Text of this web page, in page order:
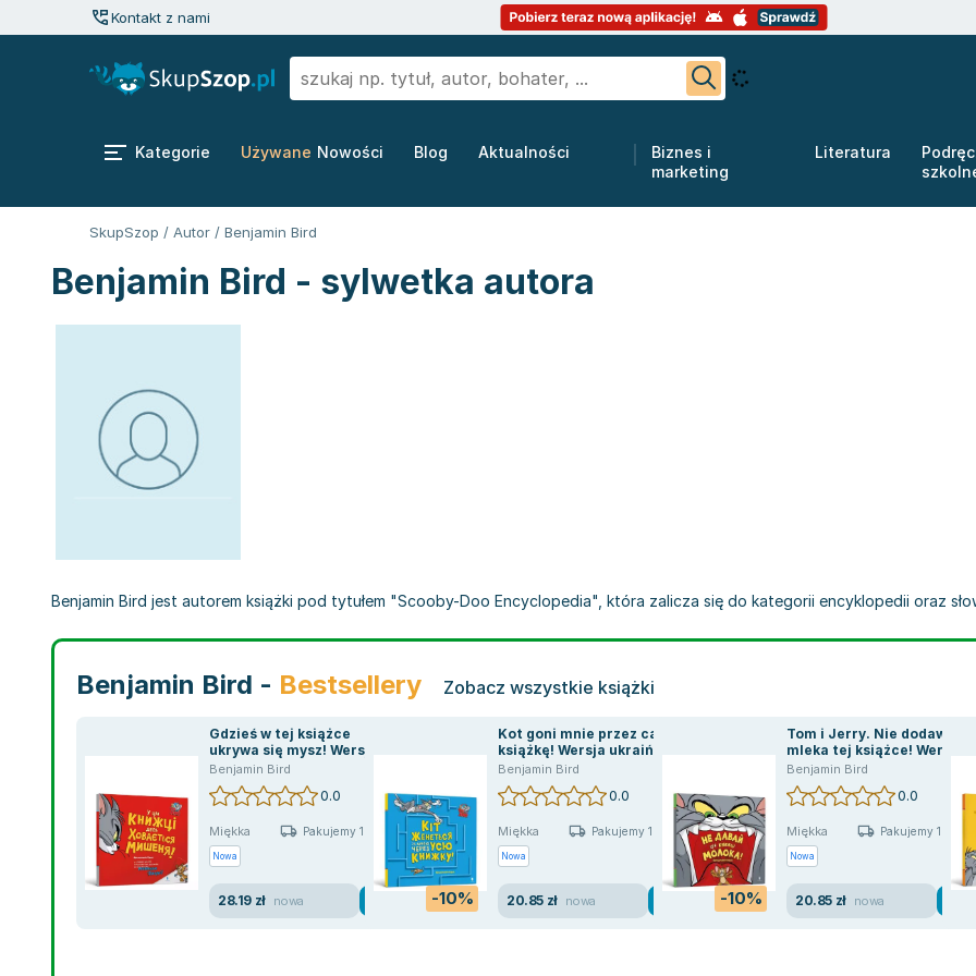
Kontakt z nami
Kategorie Używane Nowości Blog Aktualności
Biznes i
marketing
Literatura
SkupSzop / Autor / Benjamin Bird
Benjamin Bird - sylwetka autora
Benjamin Bird jest autorem książki pod tytułem "Scooby-Doo Encyclopedia", która zalicza się do kategorii encyklopedii oraz
Benjamin Bird - Bestsellery Zobacz wszystkie książki
Gdzieś w tej książce
ukrywa się mysz! Wersja
ukraińska
Benjamin Bird
0.0
Miękka Pakujemy 10.08
Nowa
28.19 zł nowa -10%
Kot goni mnie przez całą
książkę! Wersja ukraińska
Benjamin Bird
0.0
Miękka Pakujemy 10.08
Nowa
20.85 zł nowa -10%
Tom i Jerry. Nie dodawaj
mleka tej książce! Wersja
ukraińska
Benjamin Bird
0.0
Miękka Pakujemy 10.08
Nowa
20.85 zł nowa